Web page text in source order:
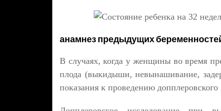
анамнез предыдущих
В случаях, когда у женщины во время
плода (выкидыши, невынашивание,
показания к проведению допплеровского